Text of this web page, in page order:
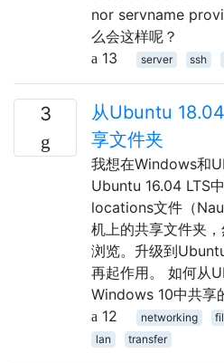
nor servname
么会这样呢？
13
server ssh
3
从Ubuntu
享文件夹
我想在Windows和
Ubuntu 16.04 LTS
locations文件（
机上的共享文件夹
浏览。升级到
再起作用。 如何从
Windows 10中共享
12
networking
lan
transfer